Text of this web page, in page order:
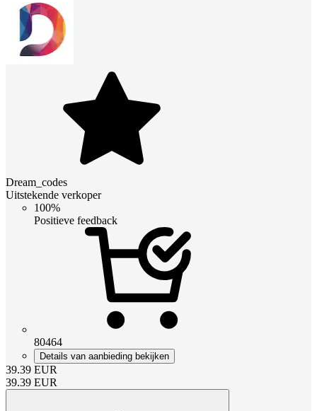
Dream_codes
Uitstekende verkoper
100%
Positieve feedback
80464
Details van aanbieding bekijken
39.39 EUR
39.39 EUR